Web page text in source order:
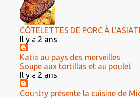
CÔTELETTES DE PORC À
Il y a 2 ans
Katia au pays des merveilles
Soupe aux tortillas et au poulet
Il y a 2 ans
Country présente la cuisine de